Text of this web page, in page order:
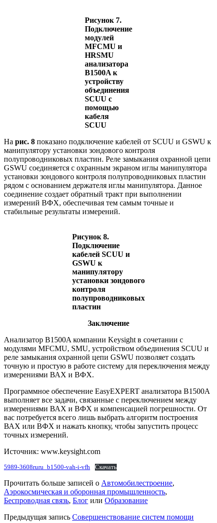
Рисунок 7.
Подключение
модулей
MFCMU и
HRSMU
анализатора
B1500A к
устройству
объединения
SCUU с
помощью
кабеля
SCUU
На рис. 8 показано подключение кабелей от SCUU и GSWU к
манипулятору установки зондового контроля
полупроводниковых пластин. Реле замыкания охранной цепи
GSWU соединяется с охранным экраном иглы манипулятора
установки зондового контроля полупроводниковых пластин
рядом с основанием держателя иглы манипулятора. Данное
соединение создает обратный тракт при выполнении
измерений ВФХ, обеспечивая тем самым точные и
стабильные результаты измерений.
Рисунок 8.
Подключение
кабелей SCUU и
GSWU к
манипулятору
установки зондового
контроля
полупроводниковых
пластин
Заключение
Анализатор B1500A компании Keysight в сочетании с
модулями MFCMU, SMU, устройством объединения SCUU и
реле замыкания охранной цепи GSWU позволяет создать
точную и простую в работе систему для переключения между
измерениями ВАХ и ВФХ.
Программное обеспечение EasyEXPERT анализатора B1500A
выполняет все задачи, связанные с переключением между
измерениями ВАХ и ВФХ и компенсацией погрешности. От
вас потребуется всего лишь выбрать алгоритм построения
ВАХ или ВФХ и нажать кнопку, чтобы запустить процесс
точных измерений.
Источник: www.keysight.com
5989-3608ruru_b1500-vah-i-vfh Скачать
Прочитать больше записей о Автомобилестроение,
Аэрокосмическая и оборонная промышленность,
Беспроводная связь, Блог или Образование
Предыдущая запись Совершенствование систем помощи